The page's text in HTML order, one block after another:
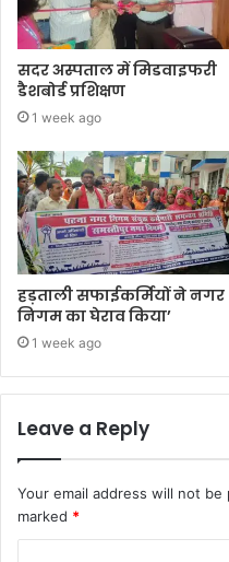
सदर अस्पताल में मिडवाइफरी
डैशबोर्ड प्रशिक्षण
1 week ago
हड़ताली सफाईकर्मियों ने नगर
निगम का घेराव किया’
1 week ago
Leave a Reply
Your email address will not be
marked *